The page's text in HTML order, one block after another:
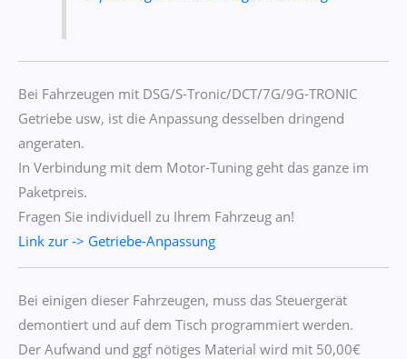
Bei Fahrzeugen mit DSG/S-Tronic/DCT/7G/9G-TRONIC
Getriebe usw, ist die Anpassung desselben dringend
angeraten.
In Verbindung mit dem Motor-Tuning geht das ganze im
Paketpreis.
Fragen Sie individuell zu Ihrem Fahrzeug an!
Link zur -> Getriebe-Anpassung
Bei einigen dieser Fahrzeugen, muss das Steuergerät
demontiert und auf dem Tisch programmiert werden.
Der Aufwand und ggf nötiges Material wird mit 50,00€